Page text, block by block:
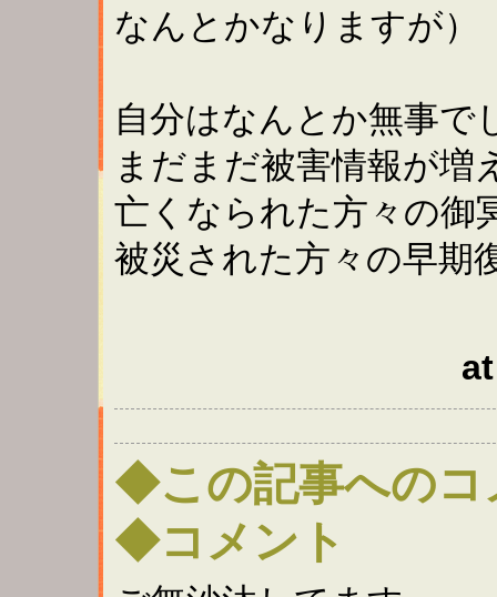
なんとかなりますが）
自分はなんとか無事で
まだまだ被害情報が増
亡くなられた方々の御
被災された方々の早期
◆この記事へのコ
◆コメント